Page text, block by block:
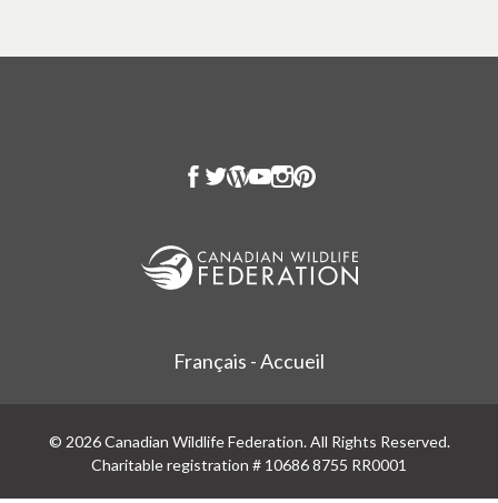
Français - Accueil
© 2026 Canadian Wildlife Federation. All Rights Reserved.
Charitable registration # 10686 8755 RR0001